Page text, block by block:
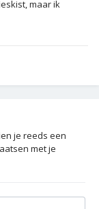
maar ik
je reeds een
met je